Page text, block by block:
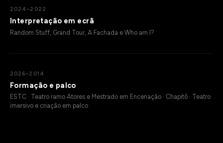
2024–2022
Interpretação em ecrã
Random Stuff Grand Tour A Fachada e Who am I?
2026–2014
Formação e palco
ESTC · Teatro ramo Atores e Mestrado em Encenação · Chapitô · Teatro
imersivo e criação em palco